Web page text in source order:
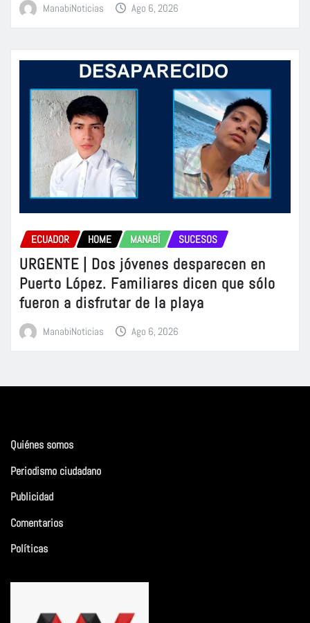
ManabiNoticias Ago 6, 2026
ECUADOR HOME MANABÍ SUCESOS
URGENTE | Dos jóvenes desparecen en
Puerto López. Familiares dicen que sólo
fueron a disfrutar de la playa
ManabiNoticias Ago 6, 2026
Quiénes somos
Periodismo ciudadano
Publicidad
Comentarios
Políticas